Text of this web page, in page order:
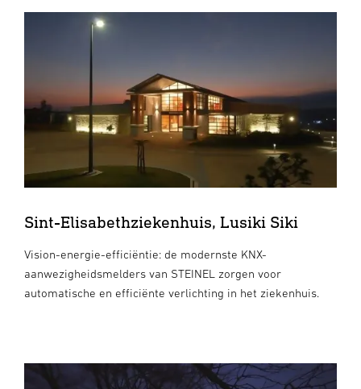
Sint-Elisabethziekenhuis, Lusiki Siki
Vision-energie-efficiëntie: de modernste KNX-
aanwezigheidsmelders van STEINEL zorgen voor
automatische en efficiënte verlichting in het ziekenhuis.